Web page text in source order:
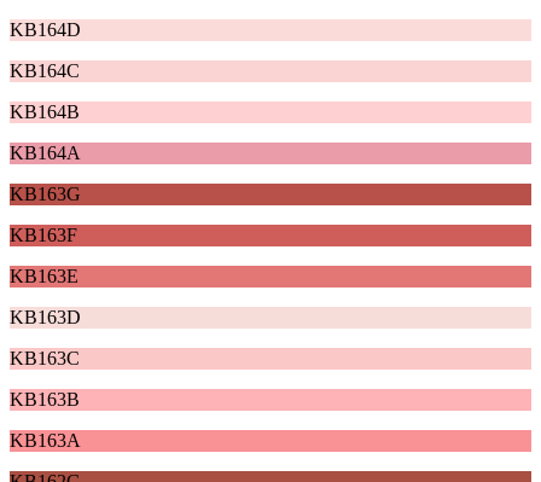
KB164D
KB164C
KB164B
KB164A
KB163G
KB163F
KB163E
KB163D
KB163C
KB163B
KB163A